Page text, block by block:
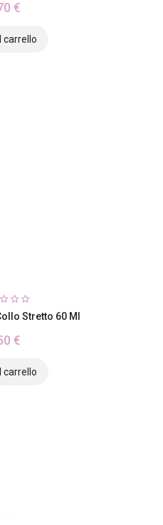
€
Stretto 60 Ml
€